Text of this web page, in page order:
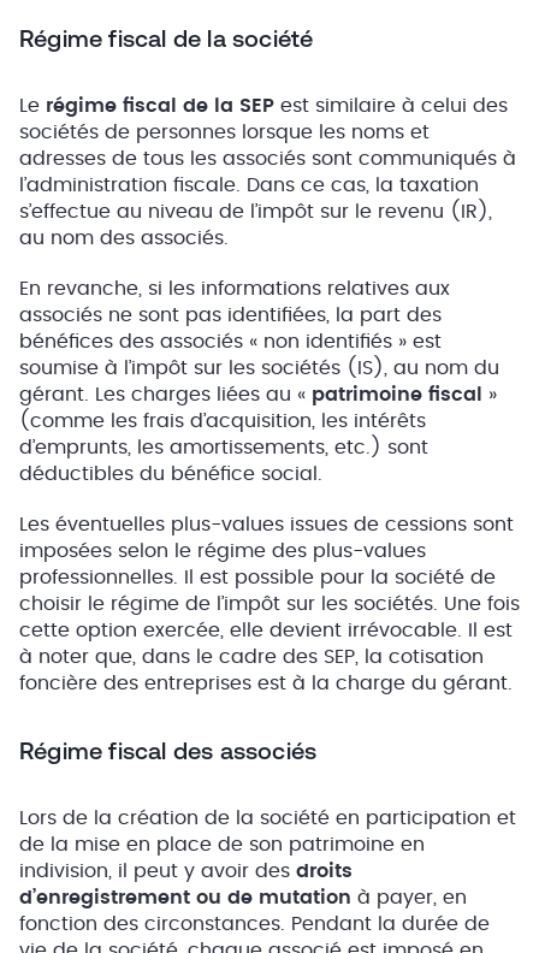
Régime fiscal de la société
Le régime fiscal de la SEP est similaire à celui des
sociétés de personnes lorsque les noms et
adresses de tous les associés sont communiqués à
l’administration fiscale. Dans ce cas, la taxation
s’effectue au niveau de l’impôt sur le revenu (IR),
au nom des associés.
En revanche, si les informations relatives aux
associés ne sont pas identifiées, la part des
bénéfices des associés « non identifiés » est
soumise à l’impôt sur les sociétés (IS), au nom du
gérant. Les charges liées au « patrimoine fiscal
»
(comme les frais d’acquisition, les intérêts
d’emprunts, les amortissements, etc.) sont
déductibles du bénéfice social.
Les éventuelles plus-values issues de cessions sont
imposées selon le régime des plus-values
professionnelles. Il est possible pour la société de
choisir le régime de l’impôt sur les sociétés. Une fois
cette option exercée, elle devient irrévocable. Il est
à noter que, dans le cadre des SEP, la cotisation
foncière des entreprises est à la charge du gérant.
Régime fiscal des associés
Lors de la création de la société en participation et
de la mise en place de son patrimoine en
indivision, il peut y avoir des droits
d’enregistrement ou de mutation à payer, en
fonction des circonstances. Pendant la durée de